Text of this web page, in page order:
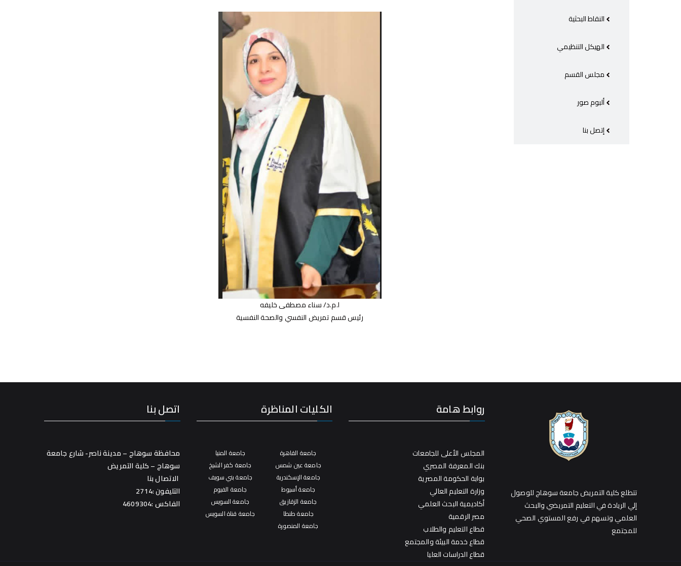
النقاط البحثية
الهيكل التنظيمي
مجلس القسم
ألبوم صور
إتصل بنا
ا.م.د/ سناء مصطفى خليفه
رئيس قسم تمريض النفسي والصحة النفسية
تتطلع كلية التمريض جامعة سوهاج للوصول
إلي الريادة في التعليم التمريضي والبحث
العلمي وتسهم في رفع المستوي الصحي
للمجتمع
روابط هامة
المجلس الأعلى للجامعات
بنك المعرفة المصري
بوابة الحكومة المصرية
وزارة التعليم العالي
أكاديمية البحث العلمي
مصر الرقمية
قطاع التعليم والطلاب
قطاع خدمة البيئة والمجتمع
قطاع الدراسات العليا
الكليات المناظرة
جامعة القاهرة
جامعة عين شمس
جامعة الإسكندرية
جامعة أسيوط
جامعة الزقازيق
جامعة طنطا
جامعة المنصورة
جامعة المنيا
جامعة كفر الشيخ
جامعة بني سويف
جامعة الفيوم
جامعة السويس
جامعة قناة السويس
اتصل بنا
محافظة سوهاج – مدينة ناصر- شارع جامعة
سوهاج – كلية التمريض
الاتصال بنا
التليفون :2714
الفاكس :4609304